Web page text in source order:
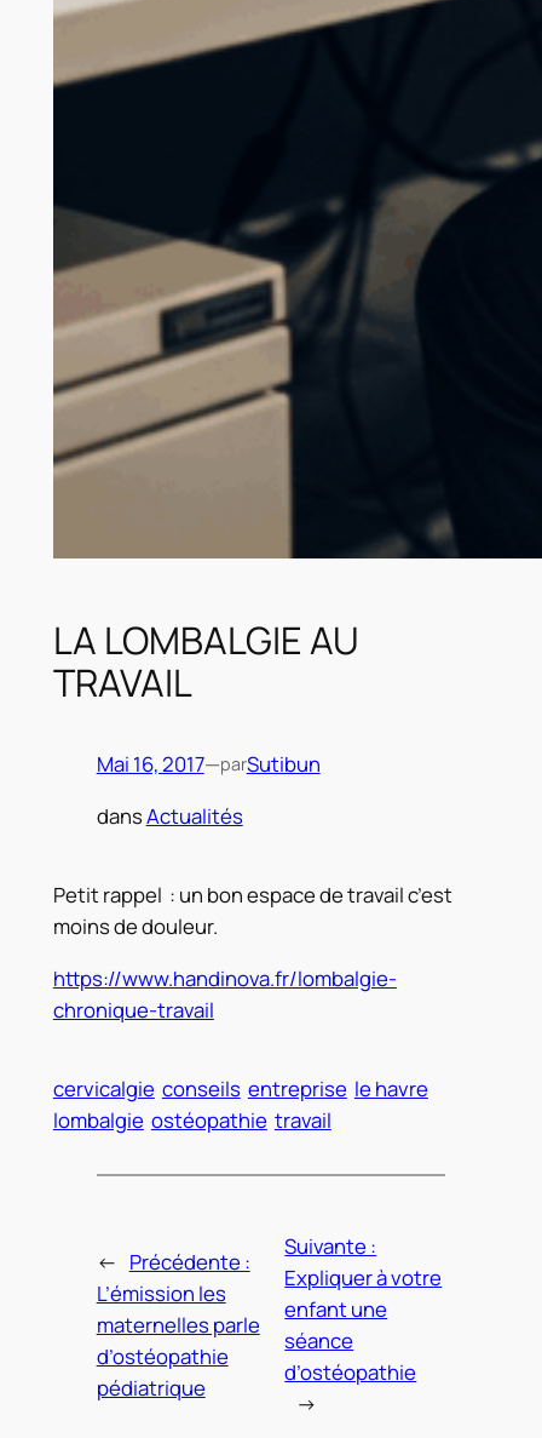
LA LOMBALGIE AU
TRAVAIL
Mai 16, 2017—parSutibun
dansActualités
Petit rappel : un bon espace de travail c’est
moins de douleur.
https://www.handinova.fr/lombalgie-
chronique-travail
cervicalgie conseils entreprise le havre
lombalgie ostéopathie travail
← Précédente :
L’émission les
maternelles parle
d’ostéopathie
pédiatrique
Suivante :
Expliquer à votre
enfant une
séance
d’ostéopathie
→